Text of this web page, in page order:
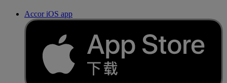
Accor iOS app